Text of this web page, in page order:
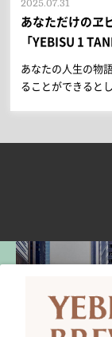
あなただけのヱ
「YEBISU 1
2025.07.31
あなたの人生の物
ることができると